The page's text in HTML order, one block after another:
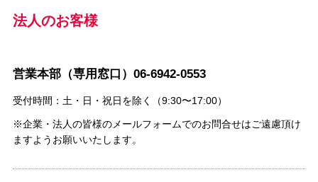
法人のお客様
営業本部（専用窓口）06-6942-0553
受付時間：土・日・祝日を除く（9:30〜17:00）
※企業・法人の皆様のメールフォームでのお問合せはご遠慮頂け
ますようお願いいたします。